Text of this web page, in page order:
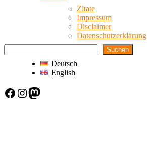
Zitate
Impressum
Disclaimer
Datenschutzerklärung
Suchen
Deutsch
English
Facebook Instagram Mastodon